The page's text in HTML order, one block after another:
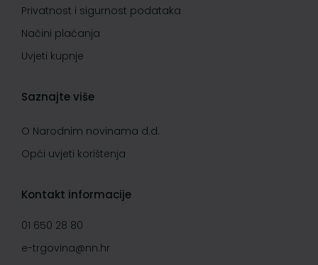
Privatnost i sigurnost podataka
Načini plaćanja
Uvjeti kupnje
Saznajte više
O Narodnim novinama d.d.
Opći uvjeti korištenja
Kontakt informacije
01 650 28 80
e-trgovina@nn.hr